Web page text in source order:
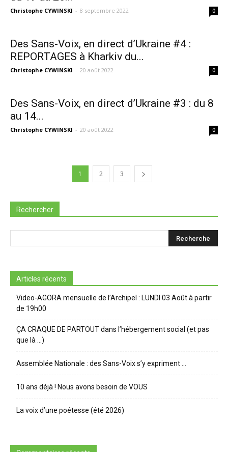
Christophe CYWINSKI - 8 septembre 2022 0
Des Sans-Voix, en direct d’Ukraine #4 :
REPORTAGES à Kharkiv du...
Christophe CYWINSKI - 20 août 2022 0
Des Sans-Voix, en direct d’Ukraine #3 : du 8
au 14...
Christophe CYWINSKI - 20 août 2022 0
1 2 3
Rechercher
Articles récents
Video-AGORA mensuelle de l’Archipel : LUNDI 03 Août à partir
de 19h00
ÇA CRAQUE DE PARTOUT dans l’hébergement social (et pas
que là …)
Assemblée Nationale : des Sans-Voix s’y expriment …
10 ans déjà ! Nous avons besoin de VOUS
La voix d’une poétesse (été 2026)